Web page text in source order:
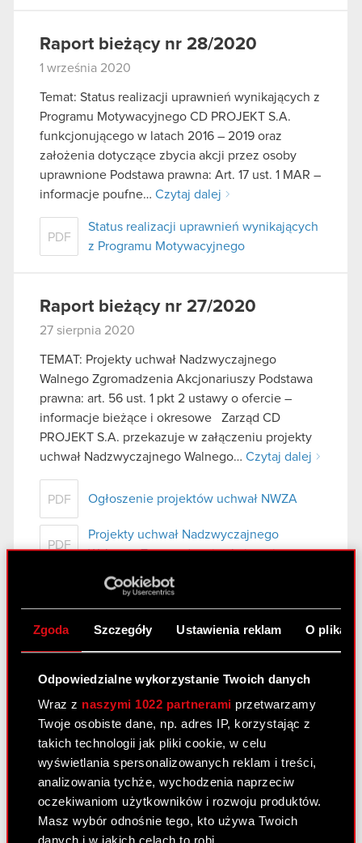
Zgoda Szczegóły Ustawienia reklam O
Odpowiedzialne wykorzystanie Twoich danych
Wraz z naszymi 1022 partnerami przetwarzamy
Twoje osobiste dane, np. adres IP, korzystając z
takich technologii jak pliki cookie, w celu
wyświetlania spersonalizowanych reklam i treści,
analizowania tychże, wychodzenia naprzeciw
oczekiwaniom użytkowników i rozwoju produktów.
Masz wybór odnośnie tego, kto używa Twoich
Raport bieżący nr 28/2020
1 września 2020
Temat: Status realizacji uprawnień wynikających z
Programu Motywacyjnego CD PROJEKT S.A.
funkcjonującego w latach 2016 – 2019 oraz
założenia dotyczące zbycia akcji przez osoby
uprawnione Podstawa prawna: Art. 17 ust. 1 MAR –
informacje poufne… Czytaj dalej
PDF
Status realizacji uprawnień wynikających
z Programu Motywacyjnego
Raport bieżący nr 27/2020
27 sierpnia 2020
TEMAT: Projekty uchwał Nadzwyczajnego
Walnego Zgromadzenia Akcjonariuszy Podstawa
prawna: art. 56 ust. 1 pkt 2 ustawy o ofercie –
informacje bieżące i okresowe Zarząd CD
PROJEKT S.A. przekazuje w załączeniu projekty
uchwał Nadzwyczajnego Walnego… Czytaj dalej
PDF Ogłoszenie projektów uchwał NWZA
PDF
Projekty uchwał Nadzwyczajnego
Walnego Zgromadzenia akcjonariuszy
Spółki zwołanego na dzień 22 września
2020
Raport bieżący nr 26/2020
27 sierpnia 2020
Temat: Ogłoszenie o zwołaniu Nadzwyczajnego
Walnego Zgromadzenia Podstawa prawna: art. 56
ust. 1 pkt 2 ustawy o ofercie – informacje bieżące
i okresowe Zarząd CD PROJEKT Spółka Akcyjna
(„Spółka”) na podstawie art. 399 § 1…Czytaj dalej
PDF
Zwołanie Nadzwyczajnego Walnego
Zgromadzenia Akcjonariuszy